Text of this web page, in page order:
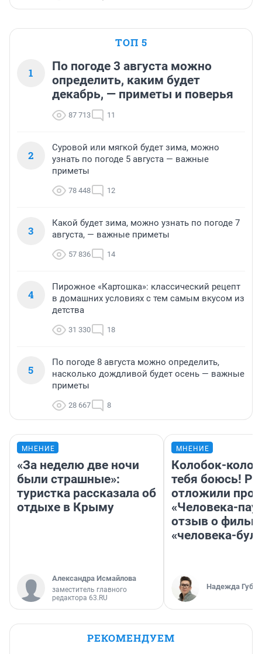
ТОП 5
1
По погоде 3 августа можно
определить, каким будет
декабрь, — приметы и поверья
87 713 11
2
Суровой или мягкой будет зима, можно
узнать по погоде 5 августа — важные
приметы
78 448 12
3
Какой будет зима, можно узнать по погоде 7
августа, — важные приметы
57 836 14
4
Пирожное «Картошка»: классический рецепт
в домашних условиях с тем самым вкусом из
детства
31 330 18
5
По погоде 8 августа можно определить,
насколько дождливой будет осень — важные
приметы
28 667 8
МНЕНИЕ
«За неделю две ночи
были страшные»:
туристка рассказала об
отдыхе в Крыму
Александра Исмайлова
заместитель главного
редактора 63.RU
МНЕНИЕ
Колобок-
тебя боюсь!
отложили
«Человека-
отзыв о
«человека-
Надежда
РЕКОМЕНДУЕМ